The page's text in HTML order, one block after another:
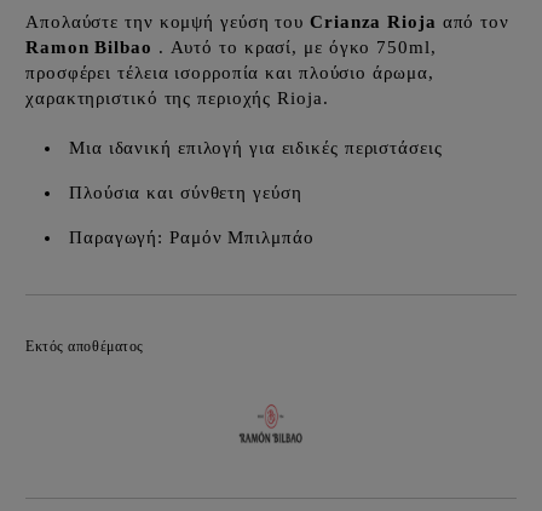
Απολαύστε την κομψή γεύση του Crianza Rioja από τον
Ramon Bilbao . Αυτό το κρασί, με όγκο 750ml,
προσφέρει τέλεια ισορροπία και πλούσιο άρωμα,
χαρακτηριστικό της περιοχής Rioja.
Μια ιδανική επιλογή για ειδικές περιστάσεις
Πλούσια και σύνθετη γεύση
Παραγωγή: Ραμόν Μπιλμπάο
Εκτός αποθέματος